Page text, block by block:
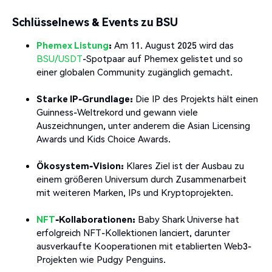
Schlüsselnews & Events zu BSU
Phemex Listung: Am 11. August 2025 wird das
BSU/USDT-Spotpaar auf Phemex gelistet und so
einer globalen Community zugänglich gemacht.
Starke IP-Grundlage: Die IP des Projekts hält einen
Guinness-Weltrekord und gewann viele
Auszeichnungen, unter anderem die Asian Licensing
Awards und Kids Choice Awards.
Ökosystem-Vision: Klares Ziel ist der Ausbau zu
einem größeren Universum durch Zusammenarbeit
mit weiteren Marken, IPs und Kryptoprojekten.
NFT-Kollaborationen: Baby Shark Universe hat
erfolgreich NFT-Kollektionen lanciert, darunter
ausverkaufte Kooperationen mit etablierten Web3-
Projekten wie Pudgy Penguins.